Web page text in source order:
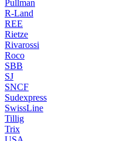
Pullman
R-Land
REE
Rietze
Rivarossi
Roco
SBB
SJ
SNCF
Sudexpress
SwissLine
Tillig
Trix